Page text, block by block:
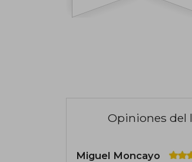
Opiniones del
Miguel Moncayo